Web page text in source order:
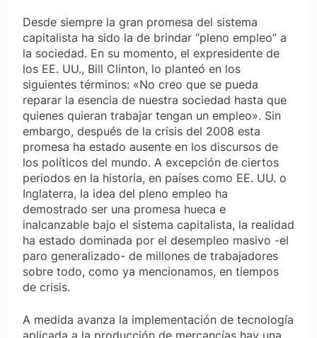
Desde siempre la gran promesa del sistema
capitalista ha sido la de brindar “pleno empleo” a
la sociedad. En su momento, el expresidente de
los EE. UU., Bill Clinton, lo planteó en los
siguientes términos: «No creo que se pueda
reparar la esencia de nuestra sociedad hasta que
quienes quieran trabajar tengan un empleo». Sin
embargo, después de la crisis del 2008 esta
promesa ha estado ausente en los discursos de
los políticos del mundo. A excepción de ciertos
periodos en la historia, en países como EE. UU. o
Inglaterra, la idea del pleno empleo ha
demostrado ser una promesa hueca e
inalcanzable bajo el sistema capitalista, la realidad
ha estado dominada por el desempleo masivo -el
paro generalizado- de millones de trabajadores
sobre todo, como ya mencionamos, en tiempos
de crisis.
A medida avanza la implementación de tecnología
aplicada a la producción de mercancías hay una